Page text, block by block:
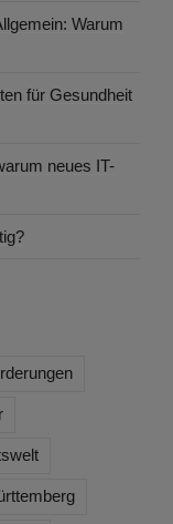
Warum
für Gesundheit
neues IT-